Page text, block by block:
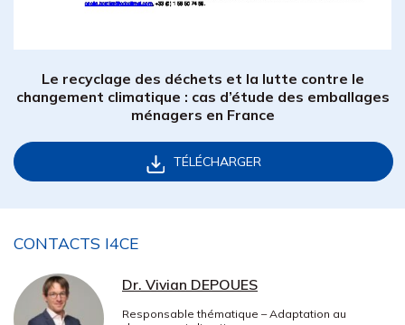
Le recyclage des déchets et la lutte contre le
changement climatique : cas d’étude des emballages
ménagers en France
TÉLÉCHARGER
CONTACTS I4CE
Dr. Vivian DEPOUES
Responsable thématique – Adaptation au